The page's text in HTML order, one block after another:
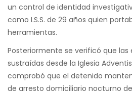
un control de identidad
como I.S.S. de 29 años quien
herramientas.
Posteriormente se verificó que las
sustraídas desde la Iglesia
comprobó que el detenido
de arresto domiciliario nocturno